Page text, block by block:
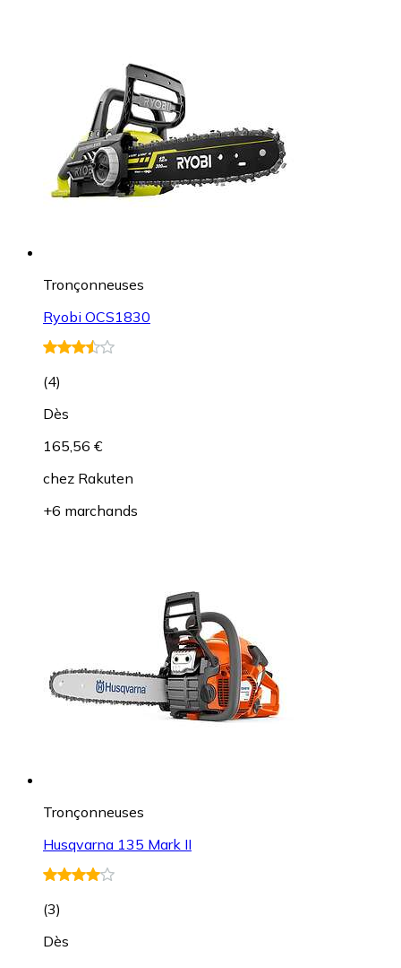
Tronçonneuses
Ryobi OCS1830
(4)
Dès
165,56 €
chez Rakuten
+6 marchands
Tronçonneuses
Husqvarna 135 Mark II
(3)
Dès